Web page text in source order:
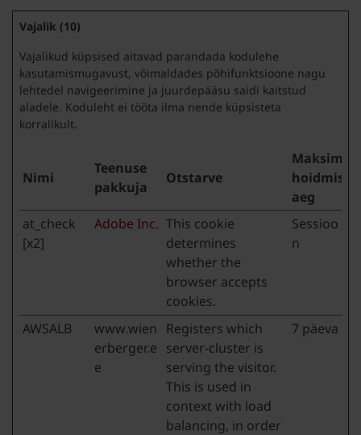
Vajalik (10)
Vajalikud küpsised aitavad parandada kodulehe
kasutamismugavust, võimaldades põhifunktsioone nagu
lehtedel navigeerimine ja juurdepääsu saidi kaitstud
aladele. Koduleht ei tööta ilma nende küpsisteta
korralikult.
Nimi
Teenuse
pakkuja
Otstarve
hoidmise
aeg
at_check
[x2]
Adobe Inc. This cookie
determines
whether the
browser accepts
cookies.
Sessioo
n
AWSALB
www.wien
erberger.e
e
Registers which
server-cluster is
serving the visitor.
This is used in
context with load
balancing, in order
7 päeva